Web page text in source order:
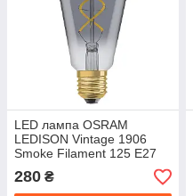
LED лампа OSRAM
LEDISON Vintage 1906
Smoke Filament 125 E27
4W 140lm 1800K 230V
(4099854091315)
280 ₴